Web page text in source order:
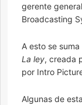
gerente
Broadcasting
A esto se
La ley, creada
por Intro
Algunas de